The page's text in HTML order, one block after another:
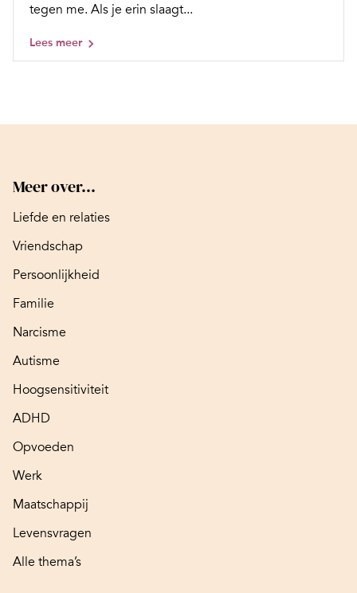
tegen me. Als je erin slaagt...
Lees meer
Meer over...
Liefde en relaties
Vriendschap
Persoonlijkheid
Familie
Narcisme
Autisme
Hoogsensitiviteit
ADHD
Opvoeden
Werk
Maatschappij
Levensvragen
Alle thema’s